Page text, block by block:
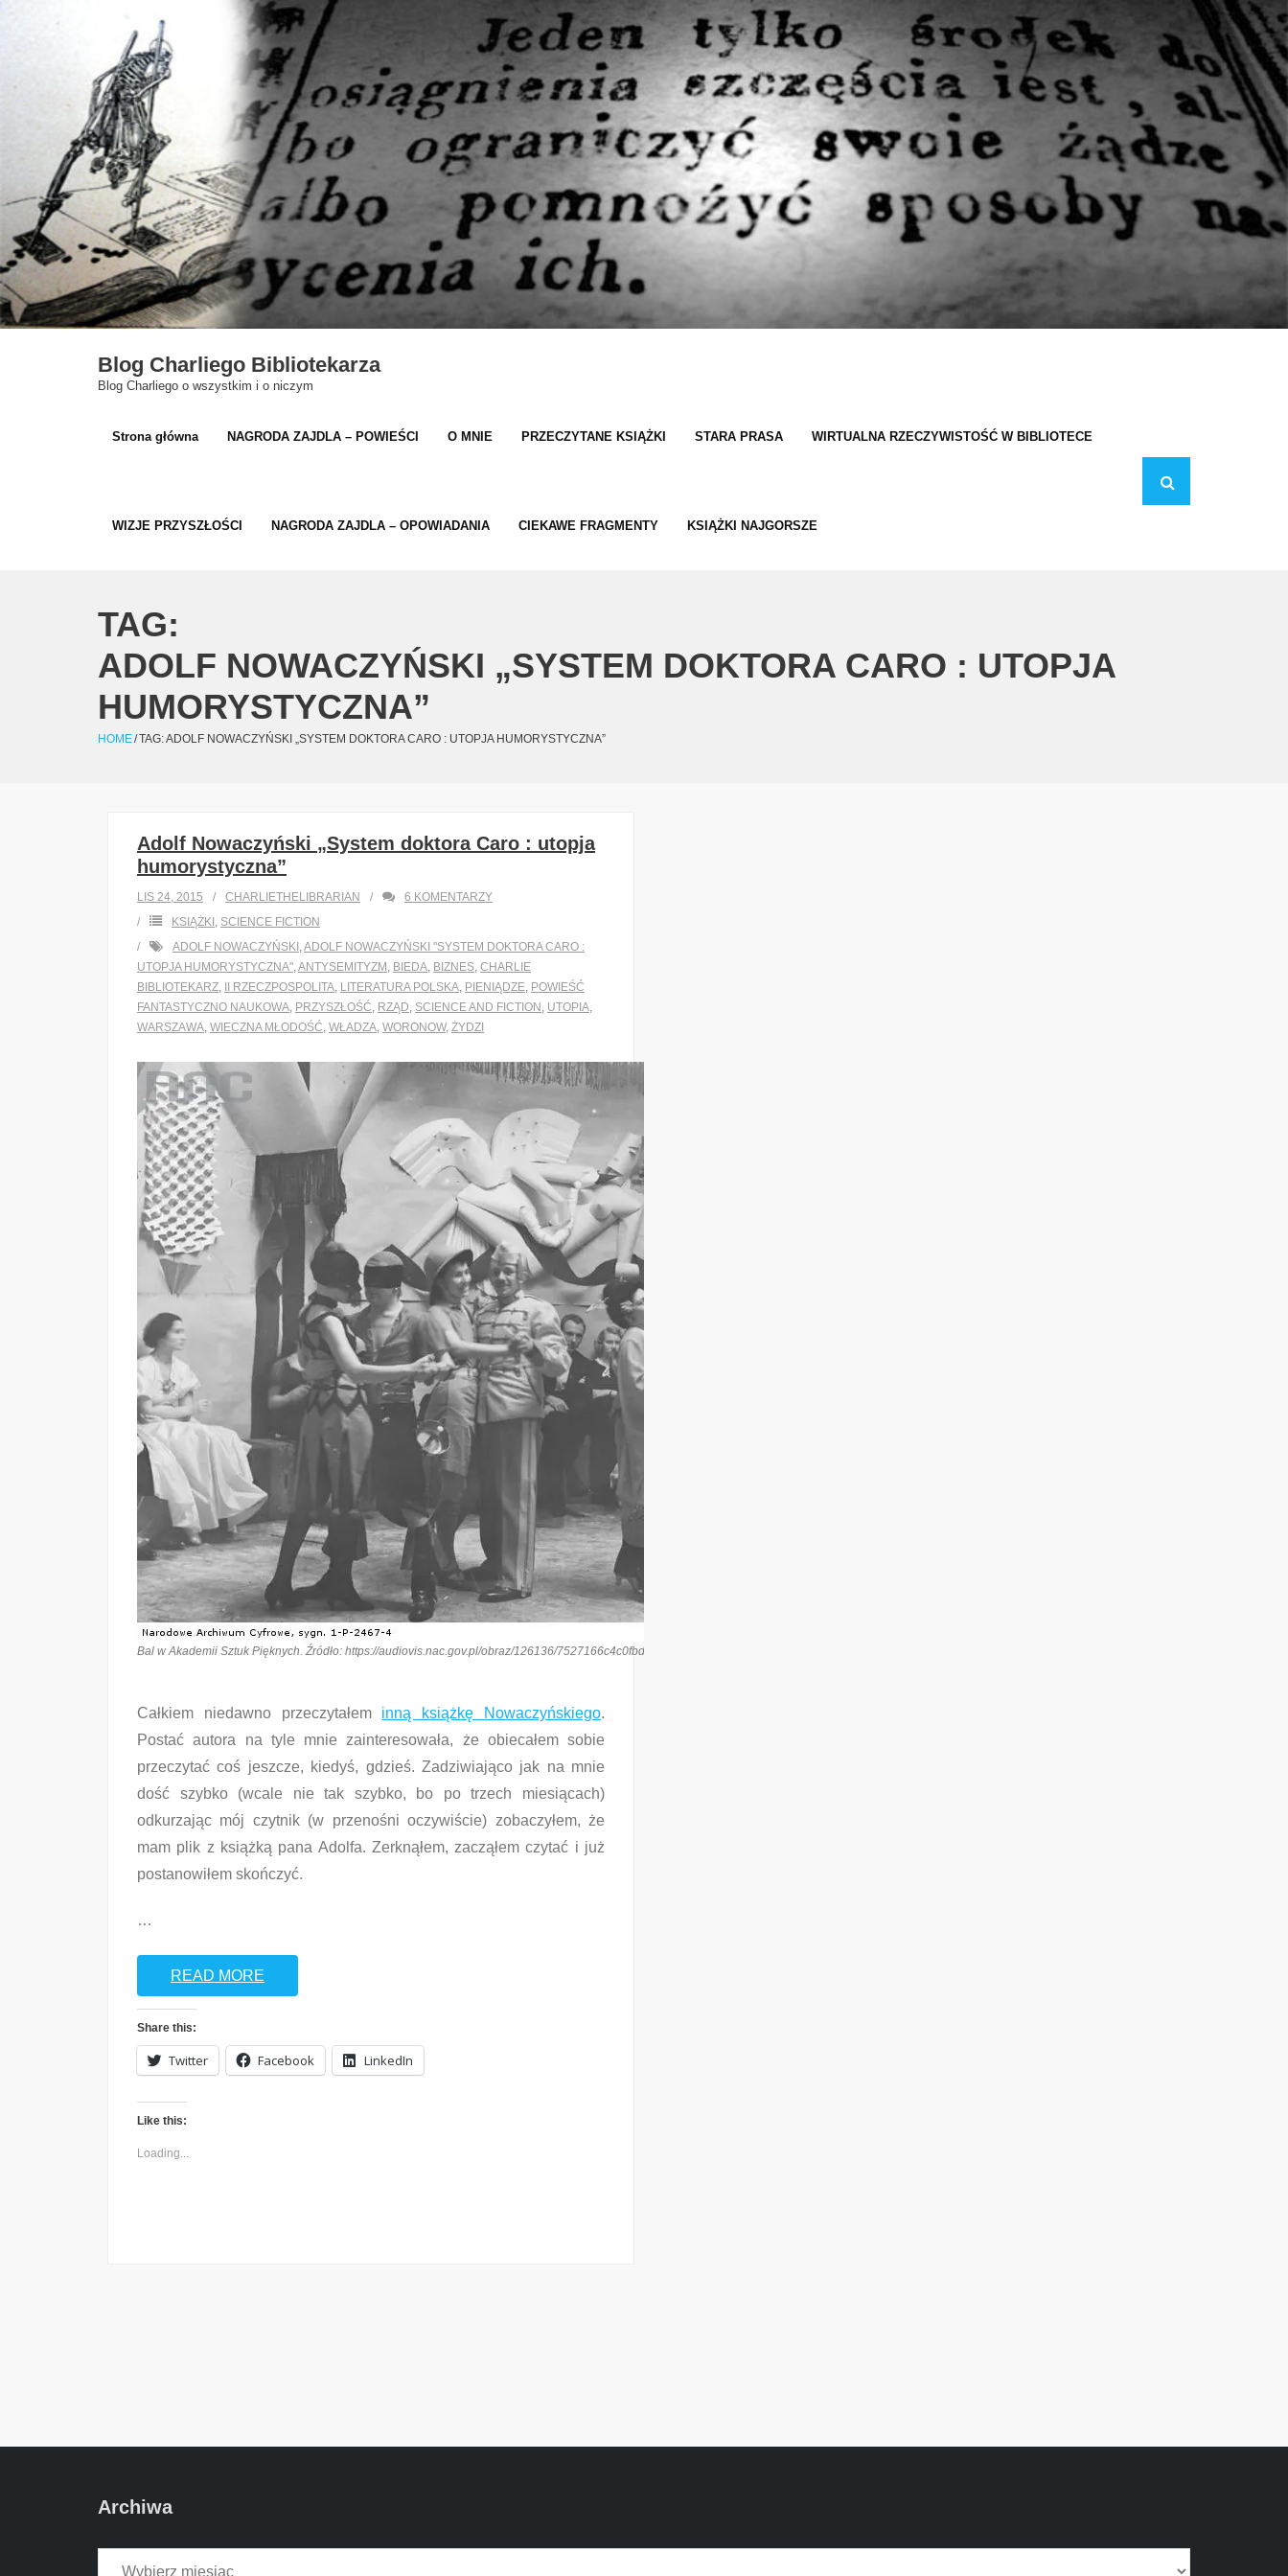
Blog Charliego Bibliotekarza
Blog Charliego o wszystkim i o niczym
Strona główna NAGRODA ZAJDLA – POWIEŚCI O MNIE PRZECZYTANE KSIĄŻKI STARA PRASA WIRTUALNA RZECZYWISTOŚĆ W BIBLIOTECE
WIZJE PRZYSZŁOŚCI NAGRODA ZAJDLA – OPOWIADANIA CIEKAWE FRAGMENTY KSIĄŻKI NAJGORSZE
TAG:
ADOLF NOWACZYŃSKI „SYSTEM DOKTORA CARO : UTOPJA
HUMORYSTYCZNA”
HOME/TAG:ADOLF NOWACZYŃSKI „SYSTEM DOKTORA CARO : UTOPJA HUMORYSTYCZNA”
Adolf Nowaczyński „System doktora Caro : utopja
humorystyczna”
LIS 24, 2015 CHARLIETHELIBRARIAN 6 KOMENTARZY
KSIĄŻKI SCIENCE FICTION
ADOLF NOWACZYŃSKI ADOLF NOWACZYŃSKI "SYSTEM DOKTORA CARO :
UTOPJA HUMORYSTYCZNA" ANTYSEMITYZM BIEDA BIZNES CHARLIE
BIBLIOTEKARZ II RZECZPOSPOLITA LITERATURA POLSKA PIENIĄDZE POWIEŚĆ
FANTASTYCZNO NAUKOWA PRZYSZŁOŚĆ RZĄD SCIENCE AND FICTION UTOPIA
WARSZAWA WIECZNA MŁODOŚĆ WŁADZA WORONOW, ŻYDZI
Bal w Akademii Sztuk Pięknych. Źródło: https://audiovis.nac.gov.pl/obraz/126136/7527166c4c0fbdb4faff756076ec0b77/
Całkiem niedawno przeczytałem inną książkę Nowaczyńskiego.
Postać autora na tyle mnie zainteresowała, że obiecałem sobie
przeczytać coś jeszcze, kiedyś, gdzieś. Zadziwiająco jak na mnie
dość szybko (wcale nie tak szybko, bo po trzech miesiącach)
odkurzając mój czytnik (w przenośni oczywiście) zobaczyłem, że
mam plik z książką pana Adolfa. Zerknąłem, zacząłem czytać i już
postanowiłem skończyć.
…
READ MORE
Share this:
Twitter Facebook LinkedIn
Like this:
Loading...
Archiwa